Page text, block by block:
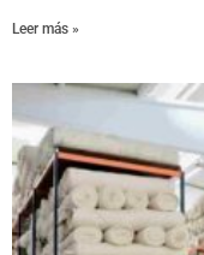
Leer más »